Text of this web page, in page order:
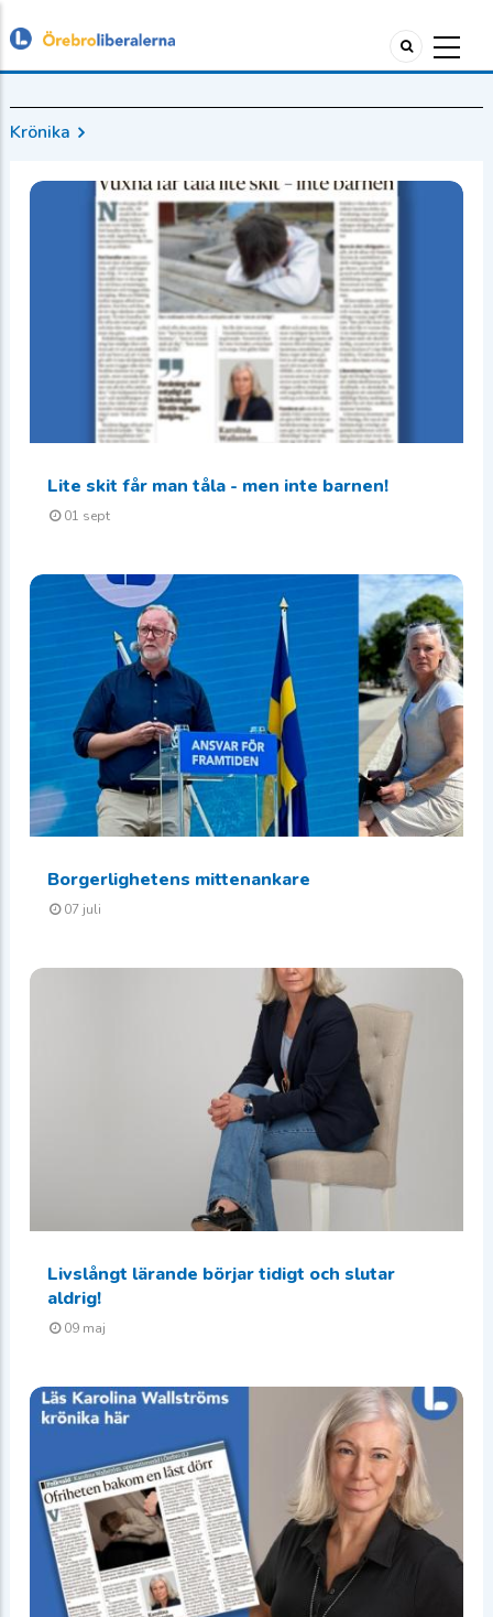
Krönika
Lite skit får man tåla - men inte barnen!
01 sept
Borgerlighetens mittenankare
07 juli
Livslångt lärande börjar tidigt och slutar
aldrig!
09 maj